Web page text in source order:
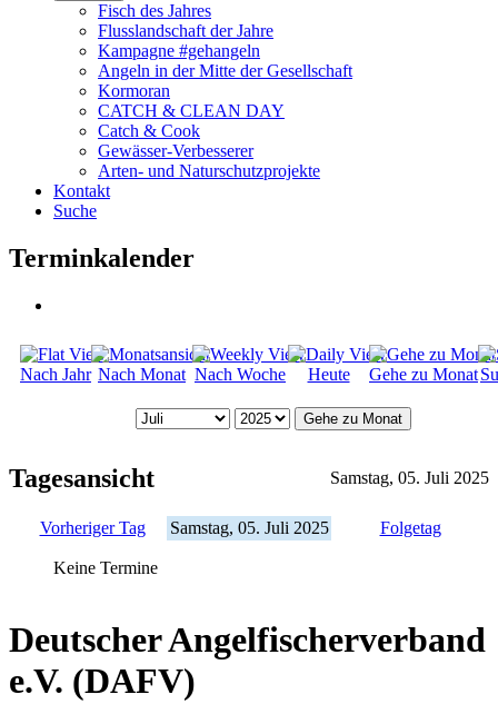
Fisch des Jahres
Flusslandschaft der Jahre
Kampagne #gehangeln
Angeln in der Mitte der Gesellschaft
Kormoran
CATCH & CLEAN DAY
Catch & Cook
Gewässer-Verbesserer
Arten- und Naturschutzprojekte
Kontakt
Suche
Terminkalender
Nach Jahr Nach Monat Nach Woche Heute Gehe zu Monat
Gehe zu Monat
Tagesansicht Samstag, 05. Juli 2025
Vorheriger Tag Samstag, 05. Juli 2025 Folgetag
Keine Termine
Deutscher Angelfischerverband
e.V. (DAFV)